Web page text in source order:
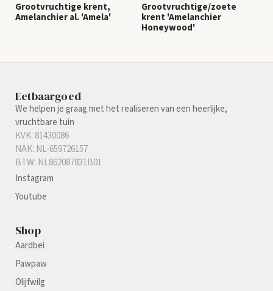
Grootvruchtige krent,
Amelanchier al. 'Amela'
Grootvruchtige/zoete
krent 'Amelanchier
Honeywood'
Eetbaargoed
We helpen je graag met het realiseren van een heerlijke,
vruchtbare tuin
KVK: 81430086
NAK: NL-659726157
BTW: NL862087831B01
Instagram
Youtube
Shop
Aardbei
Pawpaw
Olijfwilg